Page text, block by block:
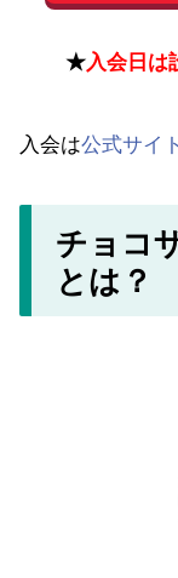
★入会日は
入会は公式サイト
チョコ
とは？